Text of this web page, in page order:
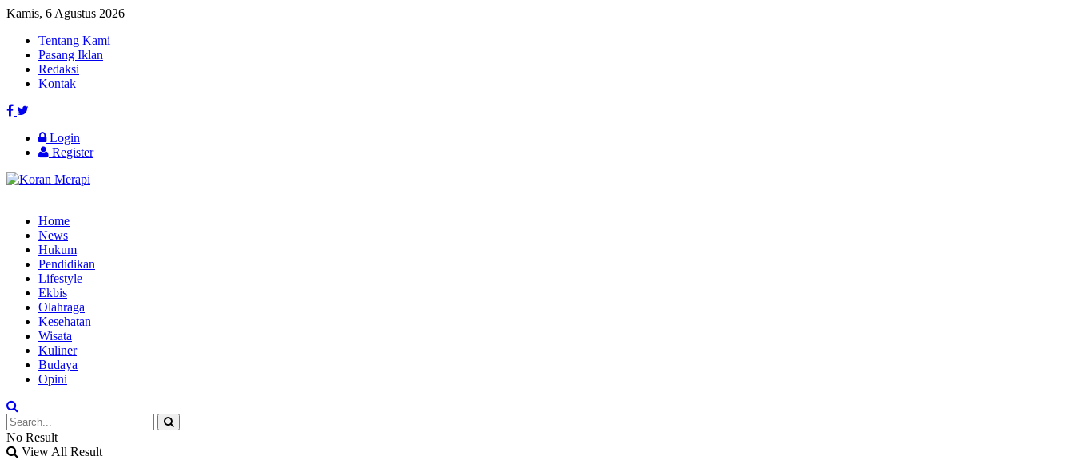
Kamis, 6 Agustus 2026
Tentang Kami
Pasang Iklan
Redaksi
Kontak
Login
Register
Home
News
Hukum
Pendidikan
Lifestyle
Ekbis
Olahraga
Kesehatan
Wisata
Kuliner
Budaya
Opini
No Result
View All Result